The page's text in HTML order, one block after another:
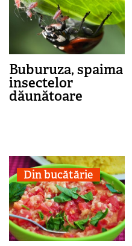
Buburuza, spaima
insectelor
dăunătoare
Din bucătărie